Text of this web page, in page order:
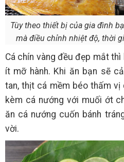
Tùy theo thiết bị của gia đình
mà điều chỉnh nhiệt độ, thời
Cá chín vàng đều đẹp mắt
ít mỡ hành. Khi ăn bạn sẽ
tan, thịt cá mềm béo thấm
kèm cá nướng với muối ớt
ăn cá nướng cuốn bánh
vời.